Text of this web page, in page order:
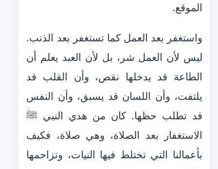
الموقع.
واستغفر بعد العمل كما تستغفر بعد الذنب.
ليس لأن العمل شر، بل لأن العبد يعلم أن
الطاعة قد يدخلها نقص، وأن القلب قد
يلتفت، وأن اللسان قد يسبق، وأن النفس
قد تطلب حظها. كان من هدي النبي ﷺ
الاستغفار بعد الصلاة، وهي صلاة، فكيف
بأعمالنا التي تختلط فيها النيات، وتزاحمها